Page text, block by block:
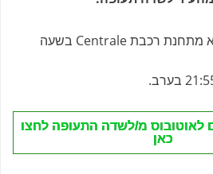
האוטובוס הראשון יוצא מתחנת רכבת Centrale בשעה
לאוטובוס מ/לשדה התעופה לחצו
כאן